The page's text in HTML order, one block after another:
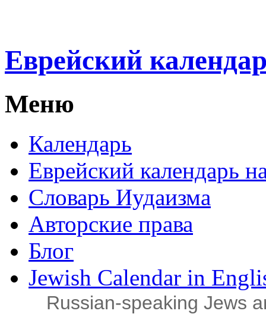
Еврейский
Меню
Календарь
Еврейский календарь
Словарь Иудаизма
Авторские права
Блог
Jewish Calendar in
Russian‑speaking Jews